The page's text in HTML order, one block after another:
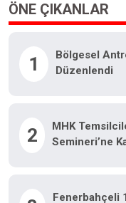
ÖNE ÇIKANLAR
1
Bölgesel
Düzenlendi
2
MHK
Semineri’ne
Fenerbahçeli